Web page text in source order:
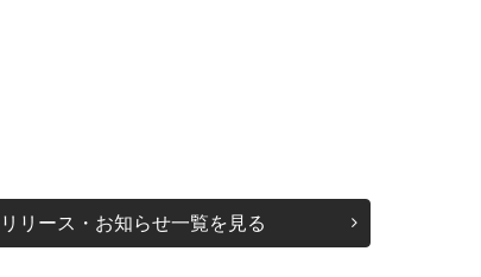
リリース・お知らせ一覧を見る